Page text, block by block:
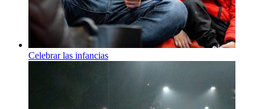
Celebrar las infancias